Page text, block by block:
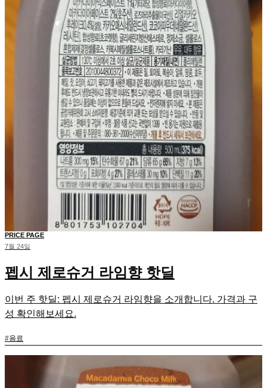
PRICE PAGE
7월 24일
펩시 제로슈거 라임향 핫딜
이번 주 핫딜: 펩시 제로슈거 라임향을 소개합니다. 가격과 구
성 확인해보세요.
#음료